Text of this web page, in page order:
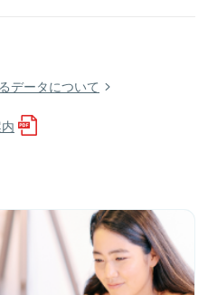
データについて